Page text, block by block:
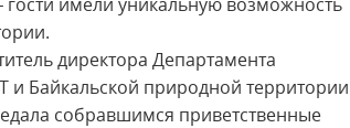
директора Департамента
и Байкальской природной территории
собравшимся приветственные